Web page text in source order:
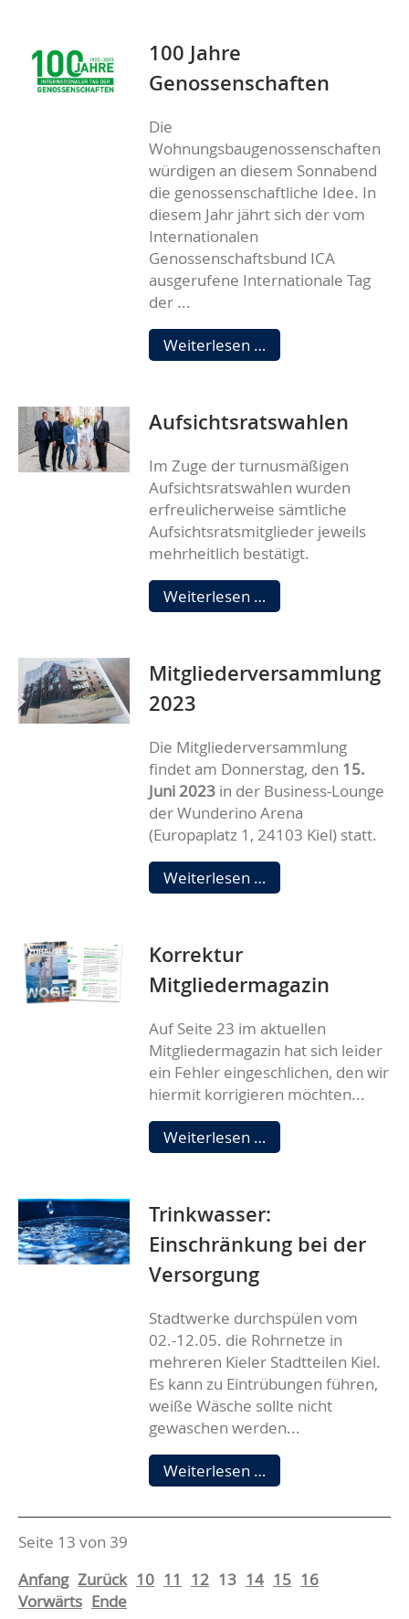
100 Jahre
Genossenschaften
Die
Wohnungsbaugenossenschaften
würdigen an diesem Sonnabend
die genossenschaftliche Idee. In
diesem Jahr jährt sich der vom
Internationalen
Genossenschaftsbund ICA
ausgerufene Internationale Tag
der ...
Weiterlesen … 100
Jahre
Aufsichtsratswahlen
Im Zuge der turnusmäßigen
Aufsichtsratswahlen wurden
erfreulicherweise sämtliche
Aufsichtsratsmitglieder jeweils
mehrheitlich bestätigt.
Weiterlesen … Aufsichtsratswahlen
Mitgliederversammlung
2023
Die Mitgliederversammlung
findet am Donnerstag, den 15.
Juni 2023in der Business-Lounge
der Wunderino Arena
(Europaplatz 1, 24103 Kiel) statt.
Weiterlesen …
2023
Korrektur
Mitgliedermagazin
Auf Seite 23 im aktuellen
Mitgliedermagazin hat sich leider
ein Fehler eingeschlichen, den wir
hiermit korrigieren möchten...
Weiterlesen … Korrektur
Mitgliedermagazin
Trinkwasser:
Einschränkung bei der
Versorgung
Stadtwerke durchspülen vom
02.-12.05. die Rohrnetze in
mehreren Kieler Stadtteilen Kiel.
Es kann zu Eintrübungen führen,
weiße Wäsche sollte nicht
gewaschen werden...
Weiterlesen … Trinkwasser:
Einschränkung
Seite 13 von 39
Anfang Zurück 10 11 12 13 14 15 16
Vorwärts Ende